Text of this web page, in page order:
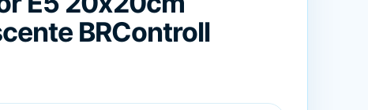
BRControll